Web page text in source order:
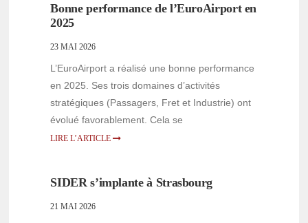
Bonne performance de l’EuroAirport en
2025
23 MAI 2026
L’EuroAirport a réalisé une bonne performance
en 2025. Ses trois domaines d’activités
stratégiques (Passagers, Fret et Industrie) ont
évolué favorablement. Cela se
LIRE L’ARTICLE
SIDER s’implante à Strasbourg
21 MAI 2026